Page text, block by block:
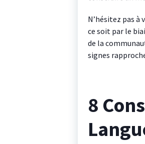
N’hésitez pas à
ce soit par le
de la
signes
8